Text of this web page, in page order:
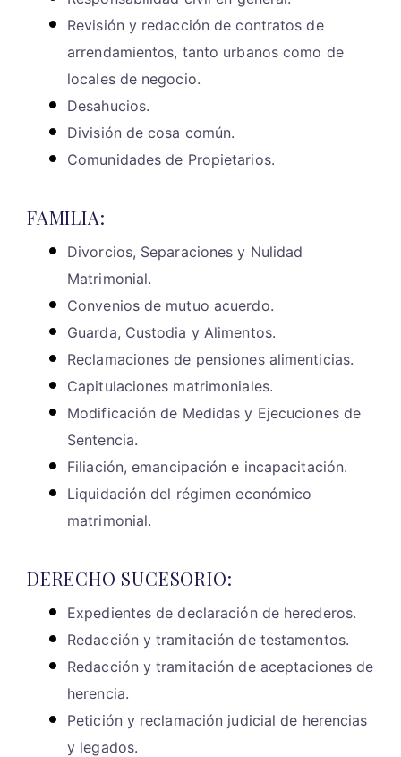
Revisión y redacción de contratos de
arrendamientos, tanto urbanos como de
locales de negocio.
Desahucios.
División de cosa común.
Comunidades de Propietarios.
FAMILIA:
Divorcios, Separaciones y Nulidad
Matrimonial.
Convenios de mutuo acuerdo.
Guarda, Custodia y Alimentos.
Reclamaciones de pensiones alimenticias.
Capitulaciones matrimoniales.
Modificación de Medidas y Ejecuciones de
Sentencia.
Filiación, emancipación e incapacitación.
Liquidación del régimen económico
matrimonial.
DERECHO SUCESORIO:
Expedientes de declaración de herederos.
Redacción y tramitación de testamentos.
Redacción y tramitación de aceptaciones de
herencia.
Petición y reclamación judicial de herencias
y legados.